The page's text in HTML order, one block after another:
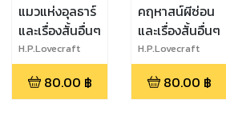
แมวแห่งอุลธาร์
และเรื่องสั้นอื่นๆ
H.P.Lovecraft
80.00 ฿
คฤหาสน์ผีซ่อน
และเรื่องสั้นอื่นๆ
H.P.Lovecraft
80.00 ฿